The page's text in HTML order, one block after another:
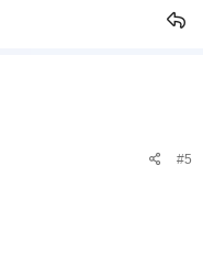
#5